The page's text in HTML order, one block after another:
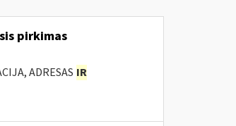
pirkimas
ADRESAS IR